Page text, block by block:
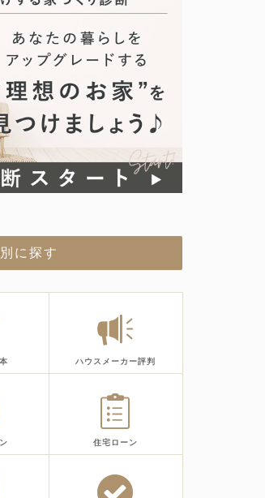
に探す
ハウスメーカー評判
住宅ローン